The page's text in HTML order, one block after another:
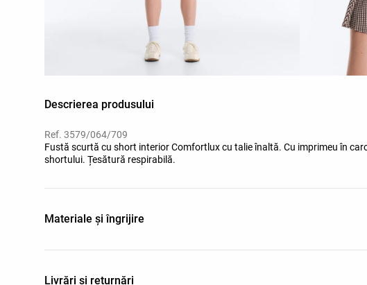
Descrierea produsului
Ref. 3579/064/709
Fustă scurtă cu short interior Comfortlux cu talie înaltă. Cu imprimeu în
shortului. Țesătură respirabilă.
Materiale și îngrijire
Livrări și returnări